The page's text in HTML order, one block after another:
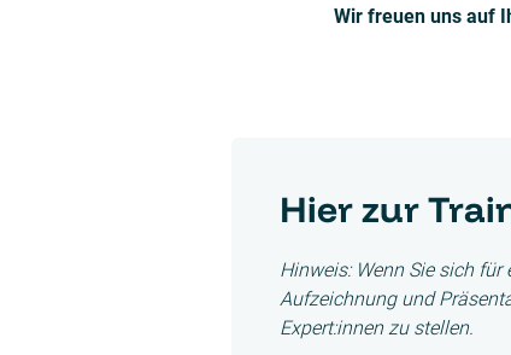
Wir freuen uns auf
Hier zur
Hinweis: Wenn Sie sich
Aufzeichnung und
Expert:innen zu stellen.